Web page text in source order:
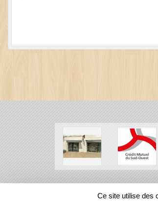
REGIONS
Ce site utilise des